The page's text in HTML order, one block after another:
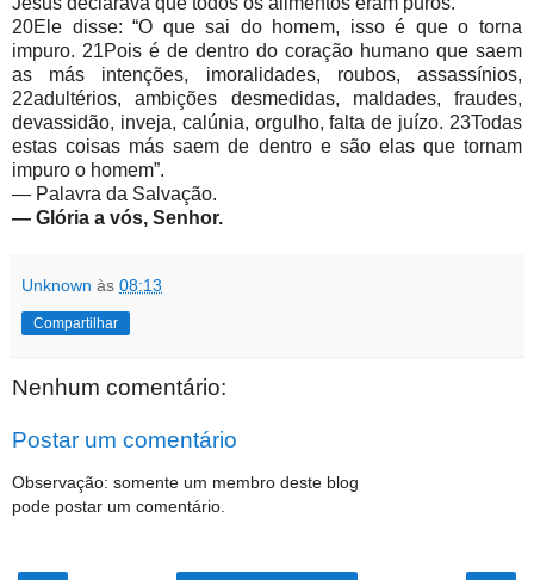
20Ele disse: “O que sai do homem, isso é que o torna
impuro. 21Pois é de dentro do coração humano que saem
as más intenções, imoralidades, roubos, assassínios,
22adultérios, ambições desmedidas, maldades, fraudes,
devassidão, inveja, calúnia, orgulho, falta de juízo. 23Todas
estas coisas más saem de dentro e são elas que tornam
impuro o homem”.
— Palavra da Salvação.
— Glória a vós, Senhor.
Unknown às 08:13
Compartilhar
Nenhum comentário:
Postar um comentário
Observação: somente um membro deste blog
pode postar um comentário.